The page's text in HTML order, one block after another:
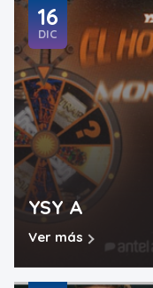
YSY A
Ver más
16
DIC